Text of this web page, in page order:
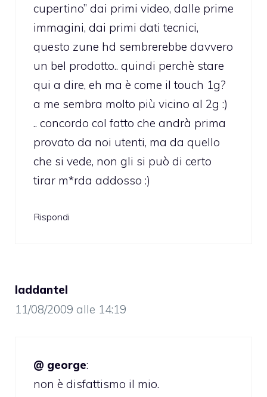
cupertino” dai primi video, dalle prime
immagini, dai primi dati tecnici,
questo zune hd sembrerebbe davvero
un bel prodotto.. quindi perchè stare
qui a dire, eh ma è come il touch 1g?
a me sembra molto più vicino al 2g :)
.. concordo col fatto che andrà prima
provato da noi utenti, ma da quello
che si vede, non gli si può di certo
tirar m*rda addosso :)
Rispondi
laddantel
11/08/2009 alle 14:19
@ george:
non è disfattismo il mio.